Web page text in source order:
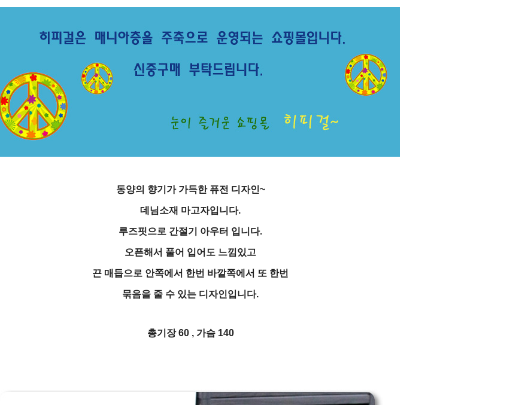
동양의 향기가 가득한 퓨전 디자인~
데님소재 마고자입니다.
루즈핏으로 간절기 아우터 입니다.
오픈해서 풀어 입어도 느낌있고
끈 매듭으로 안쪽에서 한번 바깥쪽에서 또 한번
묶음을 줄 수 있는 디자인입니다.
총기장 60 , 가슴 140